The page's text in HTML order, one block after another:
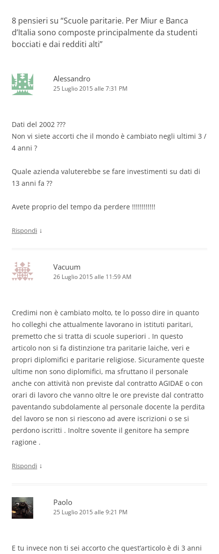
8 pensieri su “Scuole paritarie. Per Miur e Banca
d’Italia sono composte principalmente da studenti
bocciati e dai redditi alti”
Alessandro
25 Luglio 2015 alle 7:31 PM
Dati del 2002 ???
Non vi siete accorti che il mondo è cambiato negli ultimi 3 /
4 anni ?
Quale azienda valuterebbe se fare investimenti su dati di
13 anni fa ??
Avete proprio del tempo da perdere !!!!!!!!!!!!
Rispondi ↓
Vacuum
26 Luglio 2015 alle 11:59 AM
Credimi non è cambiato molto, te lo posso dire in quanto
ho colleghi che attualmente lavorano in istituti paritari,
premetto che si tratta di scuole superiori . In questo
articolo non si fa distinzione tra paritarie laiche, veri e
propri diplomifici e paritarie religiose. Sicuramente queste
ultime non sono diplomifici, ma sfruttano il personale
anche con attività non previste dal contratto AGIDAE o con
orari di lavoro che vanno oltre le ore previste dal contratto
paventando subdolamente al personale docente la perdita
del lavoro se non si riescono ad avere iscrizioni o se si
perdono iscritti . Inoltre sovente il genitore ha sempre
ragione .
Rispondi ↓
Paolo
25 Luglio 2015 alle 9:21 PM
E tu invece non ti sei accorto che quest’articolo è di 3 anni